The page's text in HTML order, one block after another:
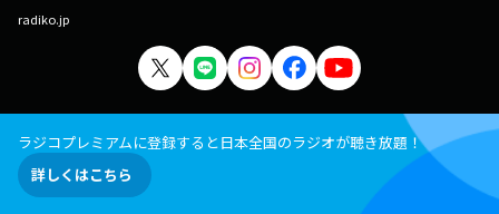
radiko.jp
ラジコプレミアムに登録すると日本全国のラジオが聴き放題！
詳しくはこちら